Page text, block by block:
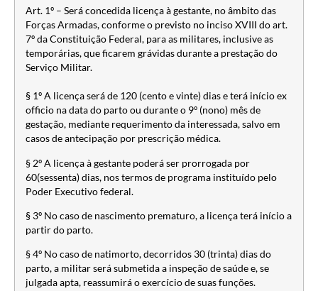
Art. 1º – Será concedida licença à gestante, no âmbito das
Forças Armadas, conforme o previsto no inciso XVIII do art.
7º da Constituição Federal, para as militares, inclusive as
temporárias, que ficarem grávidas durante a prestação do
Serviço Militar.
§ 1º A licença será de 120 (cento e vinte) dias e terá início ex
officio na data do parto ou durante o 9º (nono) mês de
gestação, mediante requerimento da interessada, salvo em
casos de antecipação por prescrição médica.
§ 2º A licença à gestante poderá ser prorrogada por
60(sessenta) dias, nos termos de programa instituído pelo
Poder Executivo federal.
§ 3º No caso de nascimento prematuro, a licença terá início a
partir do parto.
§ 4º No caso de natimorto, decorridos 30 (trinta) dias do
parto, a militar será submetida a inspeção de saúde e, se
julgada apta, reassumirá o exercício de suas funções.